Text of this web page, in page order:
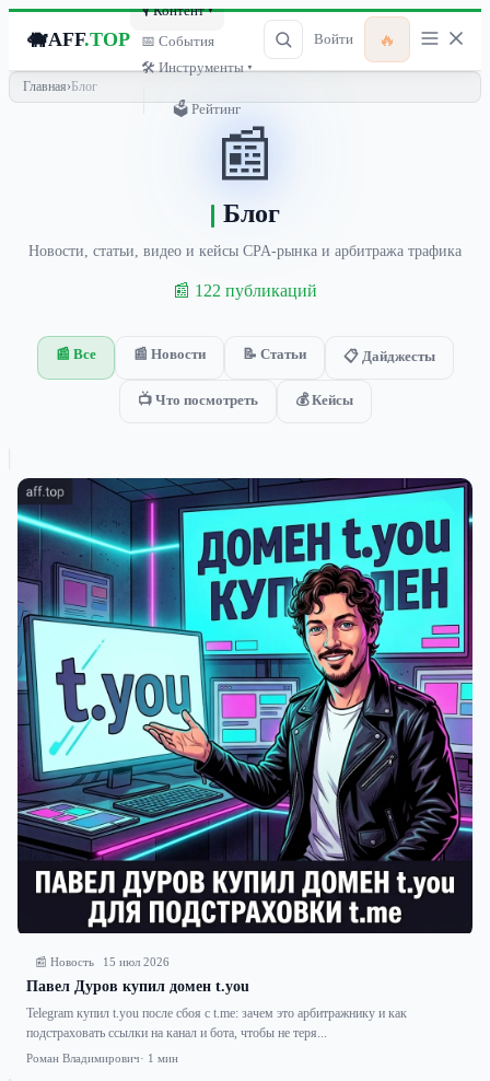
🐗AFF.TOP
🎙 Контент ▾
📅 События
🛠 Инструменты ▾
🗳 Рейтинг
Войти 🔥
Главная› Блог
📰
Блог
Новости, статьи, видео и кейсы CPA-рынка и арбитража трафика
📰 122 публикаций
📰 Все 📰 Новости 📝 Статьи 📋 Дайджесты
📺 Что посмотреть 💰 Кейсы
📰 Новость 15 июл 2026
Павел Дуров купил домен t.you
Telegram купил t.you после сбоя с t.me: зачем это арбитражнику и как
подстраховать ссылки на канал и бота, чтобы не теря...
Роман Владимирович· 1 мин